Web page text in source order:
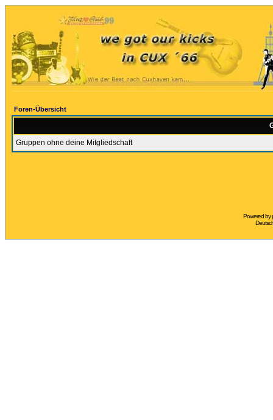
Foren-Übersicht
Gruppen ohne deine Mitgliedschaft
Powered by